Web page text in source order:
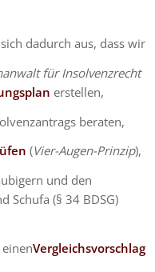
dadurch aus, dass wir
für Insolvenzrecht
erstellen,
beraten,
(Vier-Augen-Prinzip),
und den
Schufa (§ 34 BDSG)
Vergleichsvorschlag